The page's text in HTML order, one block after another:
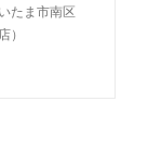
たま市南区
）